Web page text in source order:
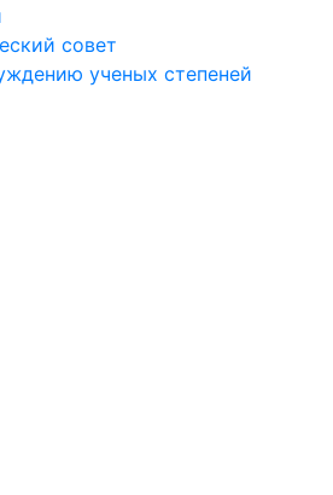
совет
ученых степеней